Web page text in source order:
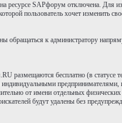
ресурсе SAPфорум отключена. Для
пользователь хочет
обращаться к администратору
размещаются бесплатно (в
от имени отдельных
будут удалены без